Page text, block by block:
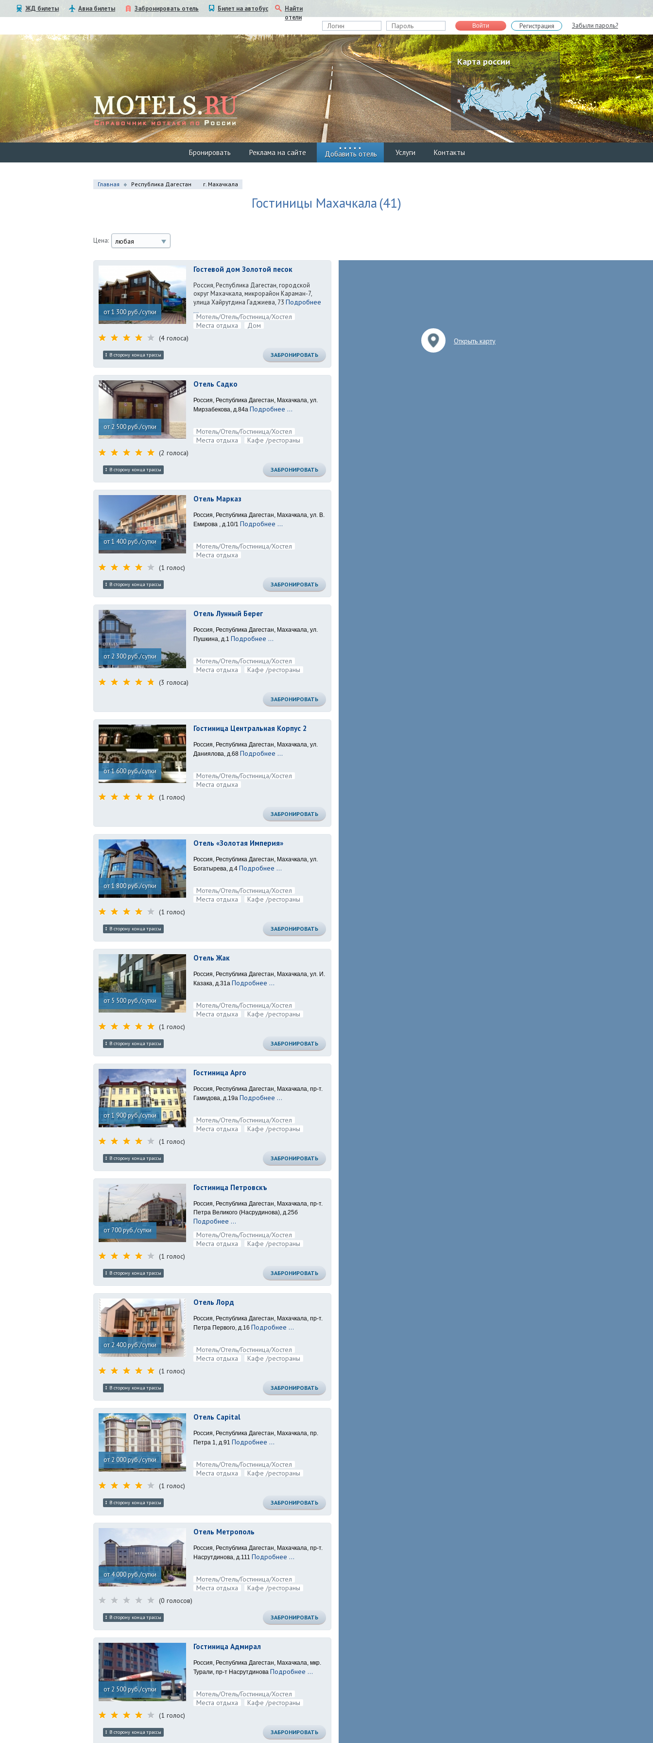
ЖД билеты Авиа билеты Забронировать отель Билет на автобус
Найти
отели
Войти Регистрация Забыли пароль?
Карта россии
Бронировать Реклама на сайте Добавить отель Услуги Контакты
Главная Республика Дагестан г. Махачкала
Гостиницы Махачкала (41)
Цена: любая
от 1 300 руб./сутки
Гостевой дом Золотой песок
Россия, Республика Дагестан, городской
округ Махачкала, микрорайон Караман-7,
улица Хайрутдина Гаджиева, 73 Подробнее
...
Мотель/Отель/Гостиница/Хостел
Места отдыха
Дом
(4 голоса)
В сторону конца трассы ЗАБРОНИРОВАТЬ
от 2 500 руб./сутки
Отель Садко
Россия, Республика Дагестан, Махачкала, ул.
Мирзабекова, д.84а Подробнее ...
Мотель/Отель/Гостиница/Хостел
Места отдыха
Кафе /рестораны
(2 голоса)
В сторону конца трассы ЗАБРОНИРОВАТЬ
от 1 400 руб./сутки
Отель Марказ
Россия, Республика Дагестан, Махачкала, ул. В.
Емирова , д.10/1 Подробнее ...
Мотель/Отель/Гостиница/Хостел
Места отдыха
(1 голос)
В сторону конца трассы ЗАБРОНИРОВАТЬ
от 2 300 руб./сутки
Отель Лунный Берег
Россия, Республика Дагестан, Махачкала, ул.
Пушкина, д.1 Подробнее ...
Мотель/Отель/Гостиница/Хостел
Места отдыха
Кафе /рестораны
(3 голоса)
ЗАБРОНИРОВАТЬ
от 1 600 руб./сутки
Гостиница Центральная Корпус 2
Россия, Республика Дагестан, Махачкала, ул.
Даниялова, д.68 Подробнее ...
Мотель/Отель/Гостиница/Хостел
Места отдыха
(1 голос)
ЗАБРОНИРОВАТЬ
от 1 800 руб./сутки
Отель «Золотая Империя»
Россия, Республика Дагестан, Махачкала, ул.
Богатырева, д.4 Подробнее ...
Мотель/Отель/Гостиница/Хостел
Места отдыха
Кафе /рестораны
(1 голос)
В сторону конца трассы ЗАБРОНИРОВАТЬ
от 5 500 руб./сутки
Отель Жак
Россия, Республика Дагестан, Махачкала, ул. И.
Казака, д.31а Подробнее ...
Мотель/Отель/Гостиница/Хостел
Места отдыха
Кафе /рестораны
(1 голос)
В сторону конца трассы ЗАБРОНИРОВАТЬ
от 1 900 руб./сутки
Гостиница Арго
Россия, Республика Дагестан, Махачкала, пр-т.
Гамидова, д.19а Подробнее ...
Мотель/Отель/Гостиница/Хостел
Места отдыха
Кафе /рестораны
(1 голос)
В сторону конца трассы ЗАБРОНИРОВАТЬ
от 700 руб./сутки
Гостиница Петровскъ
Россия, Республика Дагестан, Махачкала, пр-т.
Петра Великого (Насрудинова), д.25б
Подробнее ...
Мотель/Отель/Гостиница/Хостел
Места отдыха
Кафе /рестораны
(1 голос)
В сторону конца трассы ЗАБРОНИРОВАТЬ
от 2 400 руб./сутки
Отель Лорд
Россия, Республика Дагестан, Махачкала, пр-т.
Петра Первого, д.16 Подробнее ...
Мотель/Отель/Гостиница/Хостел
Места отдыха
Кафе /рестораны
(1 голос)
В сторону конца трассы ЗАБРОНИРОВАТЬ
от 2 000 руб./сутки
Отель Capital
Россия, Республика Дагестан, Махачкала, пр.
Петра 1, д.91 Подробнее ...
Мотель/Отель/Гостиница/Хостел
Места отдыха
Кафе /рестораны
(1 голос)
В сторону конца трассы ЗАБРОНИРОВАТЬ
от 4 000 руб./сутки
Отель Метрополь
Россия, Республика Дагестан, Махачкала, пр-т.
Насрутдинова, д.111 Подробнее ...
Мотель/Отель/Гостиница/Хостел
Места отдыха
Кафе /рестораны
(0 голосов)
В сторону конца трассы ЗАБРОНИРОВАТЬ
от 2 500 руб./сутки
Гостиница Адмирал
Россия, Республика Дагестан, Махачкала, мкр.
Турали, пр-т Насрутдинова Подробнее ...
Мотель/Отель/Гостиница/Хостел
Места отдыха
Кафе /рестораны
(1 голос)
В сторону конца трассы ЗАБРОНИРОВАТЬ
Открыть карту